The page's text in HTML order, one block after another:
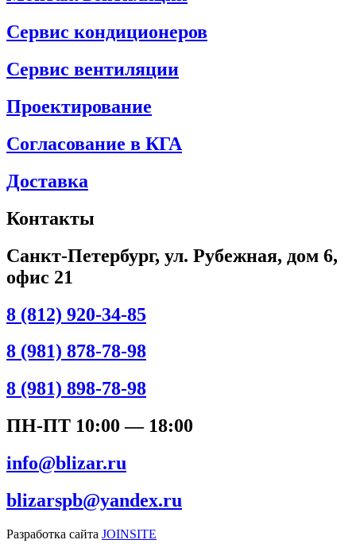
Сервис кондиционеров
Сервис вентиляции
Проектирование
Согласование в КГА
Доставка
Контакты
Санкт-Петербург, ул. Рубежная, дом 6,
офис 21
8 (812) 920-34-85
8 (981) 878-78-98
8 (981) 898-78-98
ПН-ПТ 10:00 — 18:00
info@blizar.ru
blizarspb@yandex.ru
Разработка сайта JOINSITE